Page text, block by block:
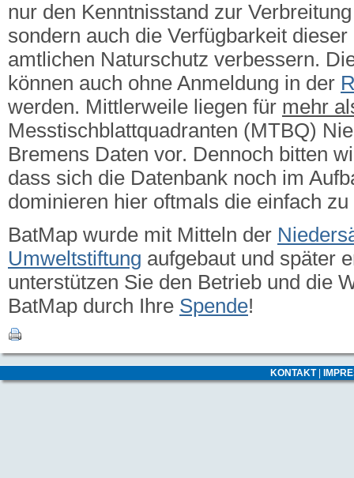
nur den Kenntnisstand zur
sondern auch die Verfügbarkeit
amtlichen Naturschutz verbessern.
können auch ohne Anmeldung in der
werden. Mittlerweile liegen für mehr
Messtischblattquadranten (MTBQ)
Bremens Daten vor. Dennoch bitten
dass sich die Datenbank noch im
dominieren hier oftmals die einfach
BatMap wurde mit Mitteln der
Umweltstiftung aufgebaut und später
unterstützen Sie den Betrieb und die
BatMap durch Ihre Spende!
KONTAKT|